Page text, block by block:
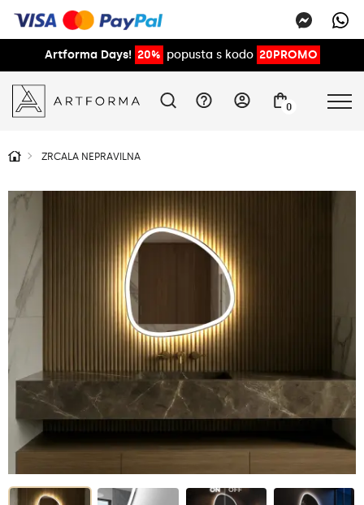
Artforma Days! 20% popusta s kodo 20PROMO
0
ZRCALA NEPRAVILNA